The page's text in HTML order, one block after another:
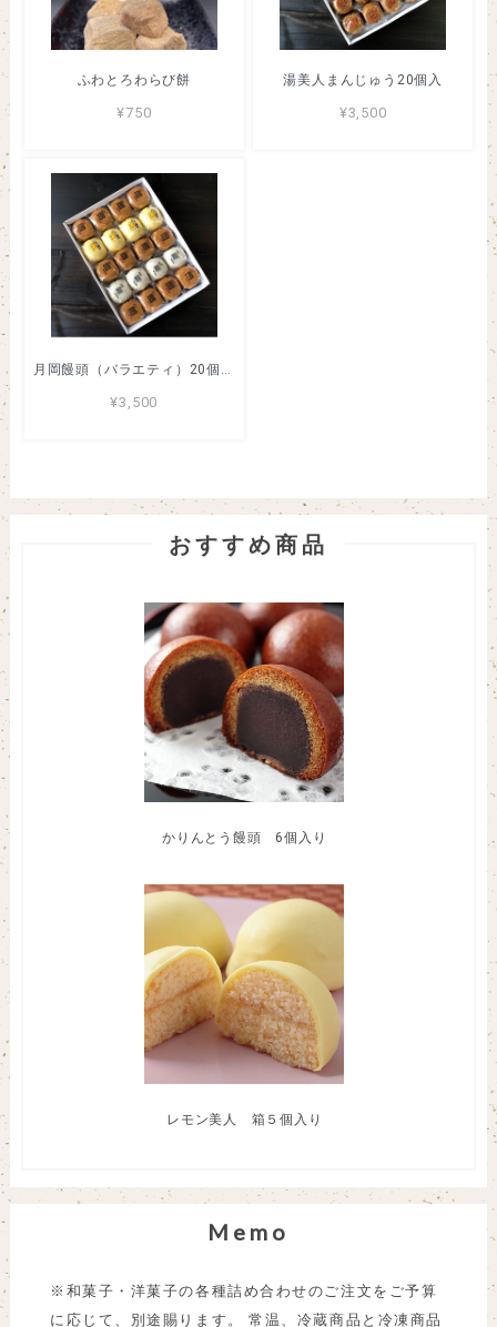
ふわとろわらび餅
¥750
湯美人まんじゅう20個入
¥3,500
¥3,500
おすすめ商品
かりんとう饅頭 6個入り
レモン美人 箱５個入り
Memo
※和菓子・洋菓子の各種詰め合わせのご注文をご予算
に応じて、別途賜ります。 常温、冷蔵商品と冷凍商品